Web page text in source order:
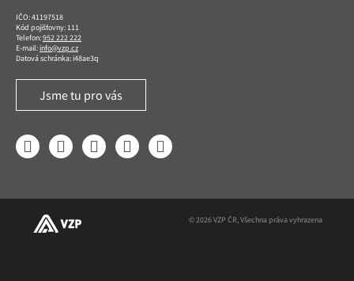
IČO: 41197518
Kód pojišťovny: 111
Telefon:952 222 222
E-mail:info@vzp.cz
Datová schránka: i48ae3q
Jsme tu pro vás
FacebookLinkedIn YouTube InstagramTwitter
© 2026 VZP ČR, Všechna práva vyhrazena